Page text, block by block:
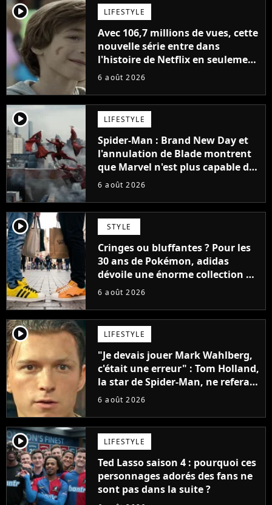
player2 LIFESTYLE
Avec 106,7 millions de vues, cette
nouvelle série entre dans
l'histoire de Netflix en seulement
48 jours
6 août 2026
player2 LIFESTYLE
Spider-Man : Brand New Day et
l'annulation de Blade montrent
que Marvel n'est plus capable de
faire quoi que ce soit de simple
6 août 2026
player2 STYLE
Cringes ou bluffantes ? Pour les
30 ans de Pokémon, adidas
dévoile une énorme collection de
sneakers et je ne sais pas quoi en
6 août 2026
player2 LIFESTYLE
"Je devais jouer Mark Wahlberg,
c'était une erreur" : Tom Holland,
la star de Spider-Man, ne referait
pas ce blockbuster
6 août 2026
player2 LIFESTYLE
Ted Lasso saison 4 : pourquoi ces
personnages adorés des fans ne
sont pas dans la suite ?